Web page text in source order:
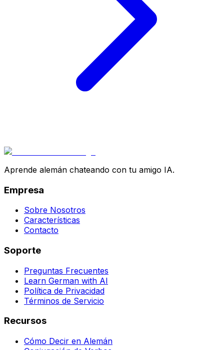
Aprende alemán chateando con tu amigo IA.
Empresa
Sobre Nosotros
Características
Contacto
Soporte
Preguntas Frecuentes
Learn German with AI
Política de Privacidad
Términos de Servicio
Recursos
Cómo Decir en Alemán